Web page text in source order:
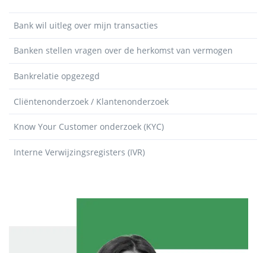
Bank wil uitleg over mijn transacties
Banken stellen vragen over de herkomst van vermogen
Bankrelatie opgezegd
Cliëntenonderzoek / Klantenonderzoek
Know Your Customer onderzoek (KYC)
Interne Verwijzingsregisters (IVR)